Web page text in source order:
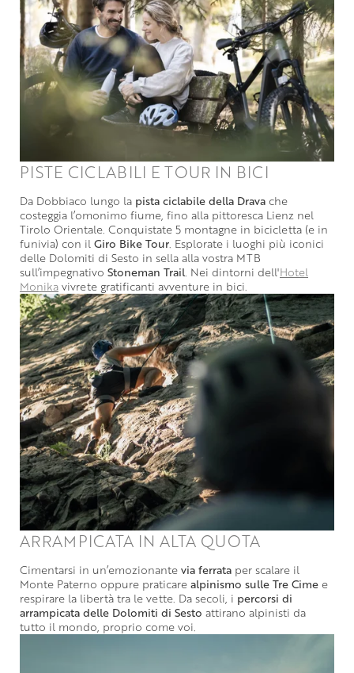
PISTE CICLABILI E TOUR IN BICI
Da Dobbiaco lungo la pista ciclabile della Drava che
costeggia l’omonimo fiume, fino alla pittoresca Lienz nel
Tirolo Orientale. Conquistate 5 montagne in bicicletta (e in
funivia) con il Giro Bike Tour. Esplorate i luoghi più iconici
delle Dolomiti di Sesto in sella alla vostra MTB
sull’impegnativo Stoneman Trail. Nei dintorni dell'Hotel
Monika vivrete gratificanti avventure in bici.
ARRAMPICATA IN ALTA QUOTA
Cimentarsi in un’emozionante via ferrata per scalare il
Monte Paterno oppure praticare alpinismo sulle Tre Cime e
respirare la libertà tra le vette. Da secoli, i percorsi di
arrampicata delle Dolomiti di Sesto attirano alpinisti da
tutto il mondo, proprio come voi.